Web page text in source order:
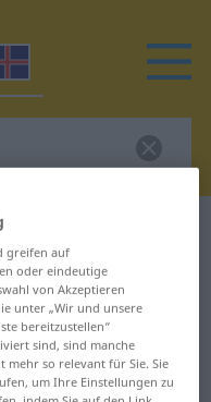
greifen auf
oder eindeutige
von Akzeptieren
unter „Wir und unsere
bereitzustellen“
sind, sind manche
mehr so relevant für Sie. Sie
um Ihre Einstellungen zu